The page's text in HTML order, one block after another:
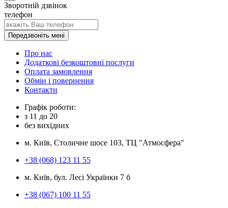
Зворотній дзвінок
телефон
Передзвоніть мені
Про нас
Додаткові безкоштовні послуги
Оплата замовлення
Обмін і повернення
Контакти
Графік роботи:
з 11 до 20
без вихідних
м. Київ, Столичне шосе 103, ТЦ "Атмосфера"
+38 (068) 123 11 55
м. Київ, бул. Лесі Українки 7 б
+38 (067) 100 11 55